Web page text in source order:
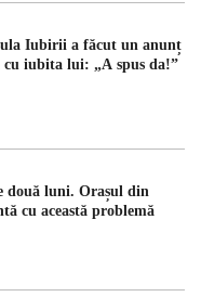
Iubirii a făcut un anunț
iubita lui: „A spus da!”
două luni. Orașul din
cu această problemă